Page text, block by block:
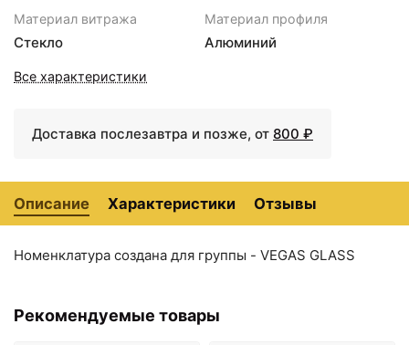
Материал витража
Стекло
Материал профиля
Алюминий
Все характеристики
Доставка послезавтра и позже, от 800 ₽
Описание Характеристики Отзывы
Номенклатура создана для группы - VEGAS GLASS
Рекомендуемые товары